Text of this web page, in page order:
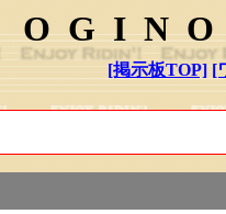
[掲示板TOP] [